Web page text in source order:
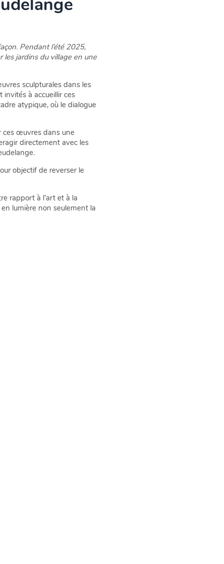
Pendant l’été 2025,
les jardins du village en une
sculpturales dans les
à accueillir ces
atypique, où le dialogue
ces œuvres dans une
directement avec les
objectif de reverser le
rapport à l’art et à la
lumière non seulement la